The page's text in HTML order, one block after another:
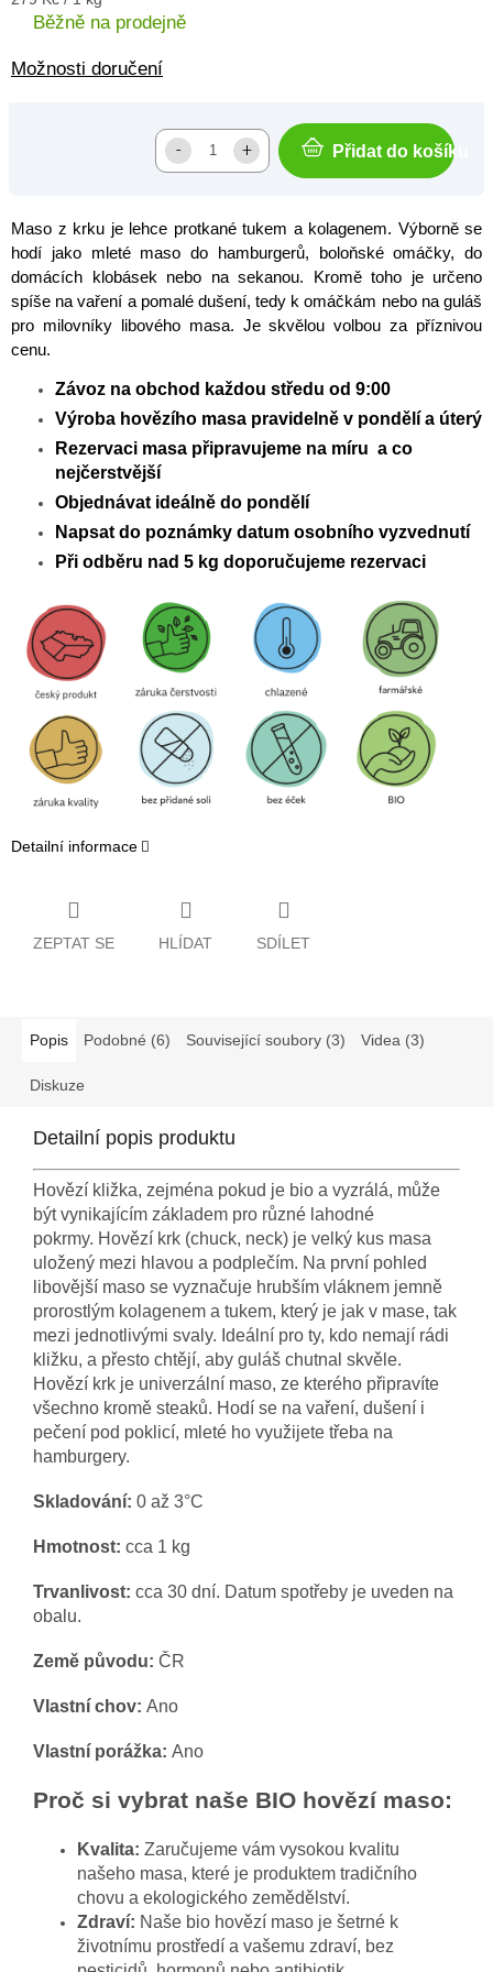
cena:Běžně na prodejně
Možnosti doručení
Přidat do košíku
Maso z krku je lehce protkané tukem a kolagenem. Výborně se
hodí jako mleté maso do hamburgerů, boloňské omáčky, do
domácích klobásek nebo na sekanou. Kromě toho je určeno
spíše na vaření a pomalé dušení, tedy k omáčkám nebo na guláš
pro milovníky libového masa. Je skvělou volbou za příznivou
cenu.
Závoz na obchod každou středu od 9:00
Výroba hovězího masa pravidelně v pondělí a úterý
Rezervaci masa připravujeme na míru a co
nejčerstvější
Objednávat ideálně do pondělí
Napsat do poznámky datum osobního vyzvednutí
Při odběru nad 5 kg doporučujeme rezervaci
Detailní informace
ZEPTAT SE HLÍDAT SDÍLET
Popis Podobné (6) Související soubory (3) Videa (3)
Diskuze
Detailní popis produktu
Hovězí kližka, zejména pokud je bio a vyzrálá, může
být vynikajícím základem pro různé lahodné
pokrmy. Hovězí krk (chuck, neck) je velký kus masa
uložený mezi hlavou a podplečím. Na první pohled
libovější maso se vyznačuje hrubším vláknem jemně
prorostlým kolagenem a tukem, který je jak v mase, tak
mezi jednotlivými svaly. Ideální pro ty, kdo nemají rádi
kližku, a přesto chtějí, aby guláš chutnal skvěle.
Hovězí krk je univerzální maso, ze kterého připravíte
všechno kromě steaků. Hodí se na vaření, dušení i
pečení pod poklicí, mleté ho využijete třeba na
hamburgery.
Skladování: 0 až 3°C
Hmotnost: cca 1 kg
Trvanlivost: cca 30 dní. Datum spotřeby je uveden na
obalu.
Země původu: ČR
Vlastní chov: Ano
Vlastní porážka: Ano
Proč si vybrat naše BIO hovězí maso:
Kvalita: Zaručujeme vám vysokou kvalitu
našeho masa, které je produktem tradičního
chovu a ekologického zemědělství.
Zdraví: Naše bio hovězí maso je šetrné k
životnímu prostředí a vašemu zdraví, bez